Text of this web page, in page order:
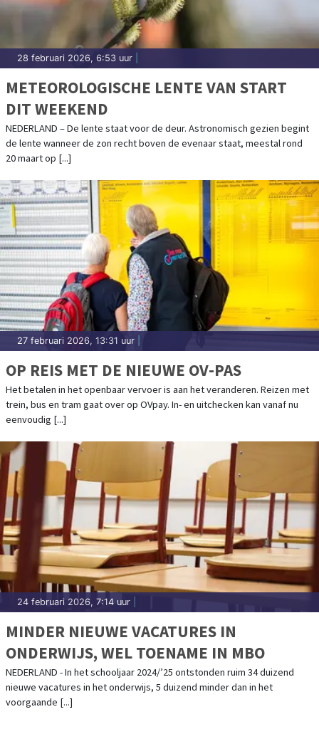
28 februari 2026, 6:53 uur
METEOROLOGISCHE LENTE VAN START
DIT WEEKEND
NEDERLAND – De lente staat voor de deur. Astronomisch gezien begint
de lente wanneer de zon recht boven de evenaar staat, meestal rond
20 maart op [...]
27 februari 2026, 13:31 uur
OP REIS MET DE NIEUWE OV-PAS
Het betalen in het openbaar vervoer is aan het veranderen. Reizen met
trein, bus en tram gaat over op OVpay. In- en uitchecken kan vanaf nu
eenvoudig [...]
24 februari 2026, 7:14 uur
MINDER NIEUWE VACATURES IN
ONDERWIJS, WEL TOENAME IN MBO
NEDERLAND - In het schooljaar 2024/’25 ontstonden ruim 34 duizend
nieuwe vacatures in het onderwijs, 5 duizend minder dan in het
voorgaande [...]